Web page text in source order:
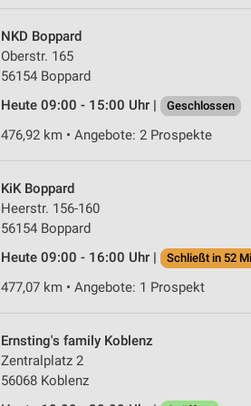
NKD Boppard
Oberstr. 165
56154 Boppard
Heute 09:00 - 15:00 Uhr |
Geschlossen
476,92 km • Angebote: 2 Prospekte
KiK Boppard
Heerstr. 156-160
56154 Boppard
Heute 09:00 - 16:00 Uhr |
Schließt in 52
477,07 km • Angebote: 1 Prospekt
Ernsting's family Koblenz
Zentralplatz 2
56068 Koblenz